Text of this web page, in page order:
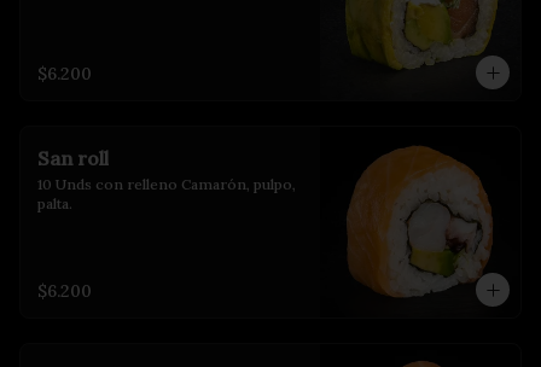
$6.200
San roll
10 Unds con relleno Camarón, pulpo,
palta.
$6.200